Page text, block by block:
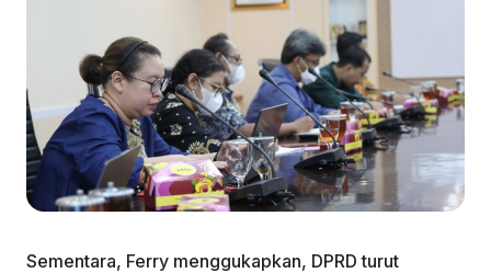
Sementara, Ferry menggukapkan, DPRD turut